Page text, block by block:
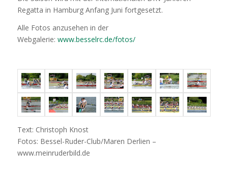
Regatta in Hamburg Anfang Juni fortgesetzt.
Alle Fotos anzusehen in der
Webgalerie: www.besselrc.de/fotos/
Text: Christoph Knost
Fotos: Bessel-Ruder-Club/Maren Derlien –
www.meinruderbild.de